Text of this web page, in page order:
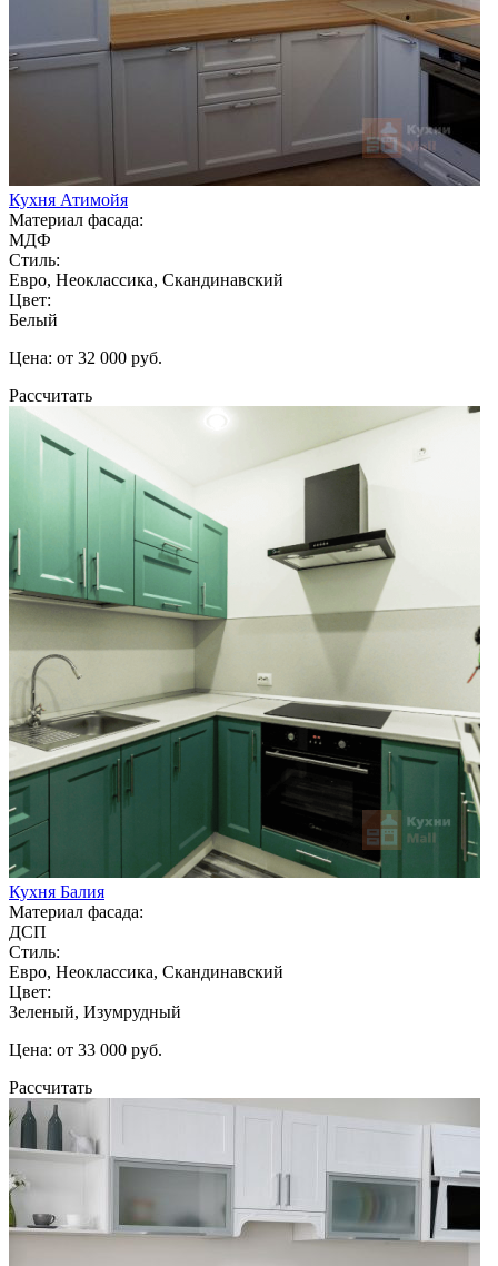
Кухня Атимойя
Материал фасада:
МДФ
Стиль:
Евро, Неоклассика, Скандинавский
Цвет:
Белый
Цена: от 32 000 руб.
Рассчитать
Кухня Балия
Материал фасада:
ДСП
Стиль:
Евро, Неоклассика, Скандинавский
Цвет:
Зеленый, Изумрудный
Цена: от 33 000 руб.
Рассчитать